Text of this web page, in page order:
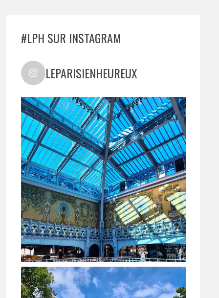
#LPH SUR INSTAGRAM
LEPARISIENHEUREUX